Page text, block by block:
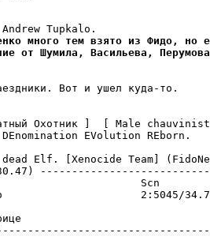
много тем взято из Фидо, но
от Шумила, Васильева,
Вот и ушел куда-то.
Охотник ]  [ Male
EVolution REborn.
Elf. [Xenocide Team]
30.47)
из 1037
2:5045/34.7
о